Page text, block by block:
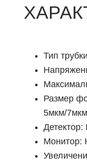
Тип
Размер
5мкм/7мкм
Детектор:
Монитор: